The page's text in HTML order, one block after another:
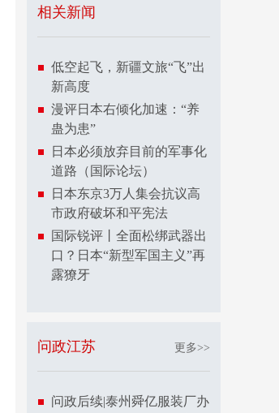
相关新闻
低空起飞，新疆文旅“飞”出
新高度
漫评日本右倾化加速：“养
蛊为患”
日本必须放弃目前的军事化
道路（国际论坛）
日本东京3万人集会抗议高
市政府破坏和平宪法
国际锐评丨全面松绑武器出
口？日本“新型军国主义”再
露獠牙
问政江苏 更多>>
问政后续|泰州舜亿服装厂办